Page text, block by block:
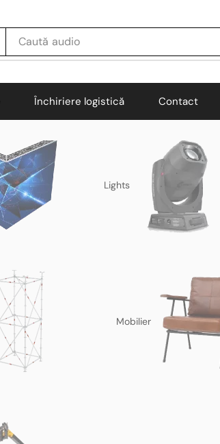
Caută audio
Închiriere logistică Contact
Lights
Mobilier